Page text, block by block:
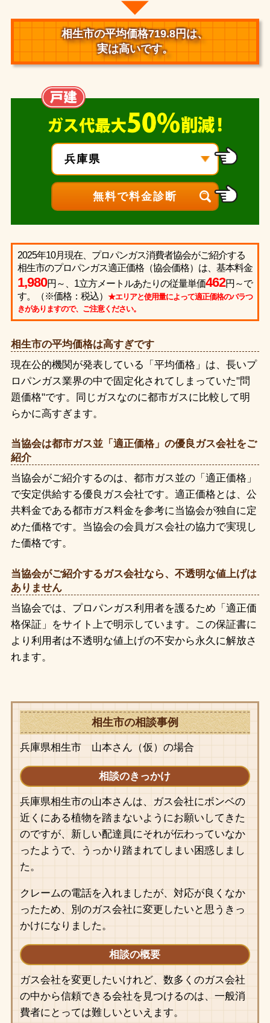
相生市の平均価格719.8円は、
実は高いです。
2025年10月現在、プロパンガス消費者協会がご紹介する
相生市のプロパンガス適正価格（協会価格）は、基本料金
1,980円～、1立方メートルあたりの従量単価462円～で
す。（※価格：税込） ★エリアと使用量によって適正価格のバラつ
きがありますので、ご注意ください。
相生市の平均価格は高すぎです
現在公的機関が発表している「平均価格」は、長いプ
ロパンガス業界の中で固定化されてしまっていた"問
題価格"です。同じガスなのに都市ガスに比較して明
らかに高すぎます。
当協会は都市ガス並「適正価格」の優良ガス会社をご
紹介
当協会がご紹介するのは、都市ガス並の「適正価格」
で安定供給する優良ガス会社です。適正価格とは、公
共料金である都市ガス料金を参考に当協会が独自に定
めた価格です。当協会の会員ガス会社の協力で実現し
た価格です。
当協会がご紹介するガス会社なら、不透明な値上げは
ありません
当協会では、プロパンガス利用者を護るため「適正価
格保証」をサイト上で明示しています。この保証書に
より利用者は不透明な値上げの不安から永久に解放さ
れます。
相生市の相談事例
兵庫県相生市 山本さん（仮）の場合
相談のきっかけ
兵庫県相生市の山本さんは、ガス会社にボンベの
近くにある植物を踏まないようにお願いしてきた
のですが、新しい配達員にそれが伝わっていなか
ったようで、うっかり踏まれてしまい困惑しまし
た。
クレームの電話を入れましたが、対応が良くなか
ったため、別のガス会社に変更したいと思うきっ
かけになりました。
相談の概要
ガス会社を変更したいけれど、数多くのガス会社
の中から信頼できる会社を見つけるのは、一般消
費者にとっては難しいといえます。